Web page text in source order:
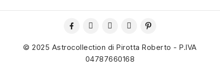
© 2025 Astrocollection di Pirotta Roberto - P.IVA
04787660168